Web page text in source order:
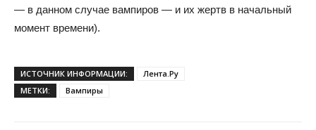
— в данном случае вампиров — и их жертв в начальный
момент времени).
ИСТОЧНИК ИНФОРМАЦИИ:
Лента.Ру
МЕТКИ:
Вампиры